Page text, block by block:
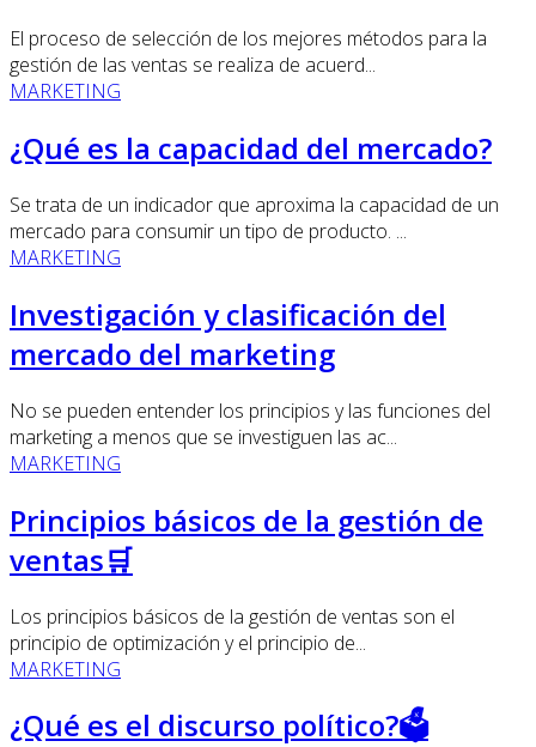
El proceso de selección de los mejores métodos para la
gestión de las ventas se realiza de acuerd...
MARKETING
¿Qué es la capacidad del mercado?
Se trata de un indicador que aproxima la capacidad de un
mercado para consumir un tipo de producto. ...
MARKETING
Investigación y clasificación del
mercado del marketing
No se pueden entender los principios y las funciones del
marketing a menos que se investiguen las ac...
MARKETING
Principios básicos de la gestión de
ventas🛒
Los principios básicos de la gestión de ventas son el
principio de optimización y el principio de...
MARKETING
¿Qué es el discurso político?🗳️